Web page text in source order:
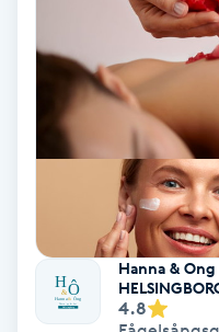
Gelenaglar
Gellack
Hanna &
4.8